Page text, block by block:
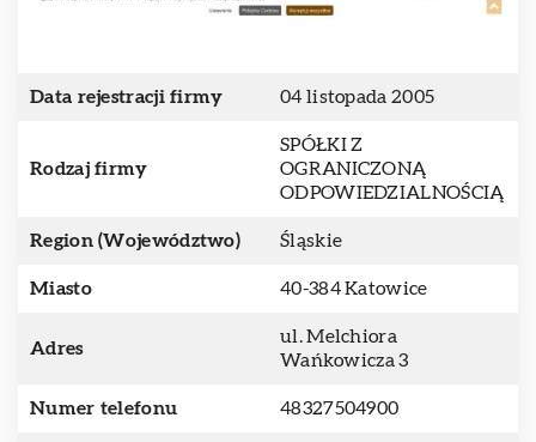
Data rejestracji firmy 04 listopada 2005
Rodzaj firmy
SPÓŁKI Z
OGRANICZONĄ
ODPOWIEDZIALNOŚCIĄ
Region (Województwo) Śląskie
Miasto 40-384 Katowice
Adres
ul. Melchiora
Wańkowicza 3
Numer telefonu 48327504900